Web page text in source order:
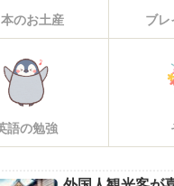
本のお土産 ブレ
語の勉強